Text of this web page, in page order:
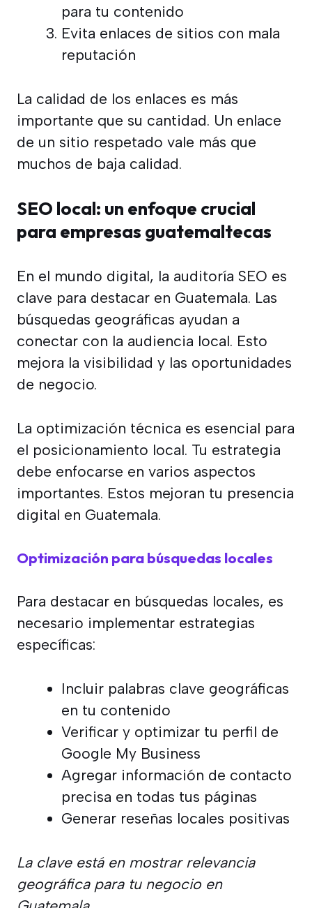
para tu contenido
Evita enlaces de sitios con mala
reputación
La calidad de los enlaces es más
importante que su cantidad. Un enlace
de un sitio respetado vale más que
muchos de baja calidad.
SEO local: un enfoque crucial
para empresas guatemaltecas
En el mundo digital, la auditoría SEO es
clave para destacar en Guatemala. Las
búsquedas geográficas ayudan a
conectar con la audiencia local. Esto
mejora la visibilidad y las oportunidades
de negocio.
La optimización técnica es esencial para
el posicionamiento local. Tu estrategia
debe enfocarse en varios aspectos
importantes. Estos mejoran tu presencia
digital en Guatemala.
Optimización para búsquedas locales
Para destacar en búsquedas locales, es
necesario implementar estrategias
específicas:
Incluir palabras clave geográficas
en tu contenido
Verificar y optimizar tu perfil de
Google My Business
Agregar información de contacto
precisa en todas tus páginas
Generar reseñas locales positivas
La clave está en mostrar relevancia
geográfica para tu negocio en